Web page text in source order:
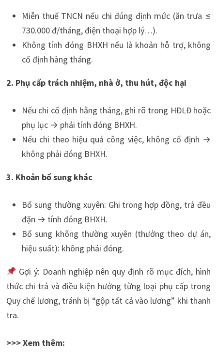
Miễn thuế TNCN nếu chi đúng định mức (ăn trưa ≤
730.000 đ/tháng, điện thoại hợp lý…).
Không tính đóng BHXH nếu là khoản hỗ trợ, không
cố định hàng tháng.
2. Phụ cấp trách nhiệm, nhà ở, thu hút, độc hại
Nếu chi cố định hằng tháng, ghi rõ trong HĐLĐ hoặc
phụ lục → phải tính đóng BHXH.
Nếu chi theo hiệu quả công việc, không cố định →
không phải đóng BHXH.
3. Khoản bổ sung khác
Bổ sung thường xuyên: Ghi trong hợp đồng, trả đều
đặn → tính đóng BHXH.
Bổ sung không thường xuyên (thưởng theo dự án,
hiệu suất): không phải đóng.
Gợi ý: Doanh nghiệp nên quy định rõ mục đích, hình
thức chi trả và điều kiện hưởng từng loại phụ cấp trong
Quy chế lương, tránh bị “gộp tất cả vào lương” khi thanh
tra.
>>> Xem thêm: